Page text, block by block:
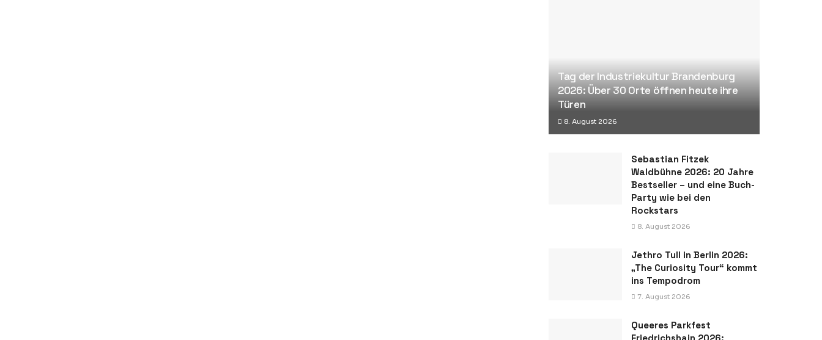
Tag der Industriekultur Brandenburg
2026: Über 30 Orte öffnen heute ihre
Türen
8. August 2026
Sebastian Fitzek
Waldbühne 2026: 20 Jahre
Bestseller – und eine Buch-
Party wie bei den
Rockstars
8. August 2026
Jethro Tull in Berlin 2026:
„The Curiosity Tour“ kommt
ins Tempodrom
7. August 2026
Queeres Parkfest
Friedrichshain 2026: